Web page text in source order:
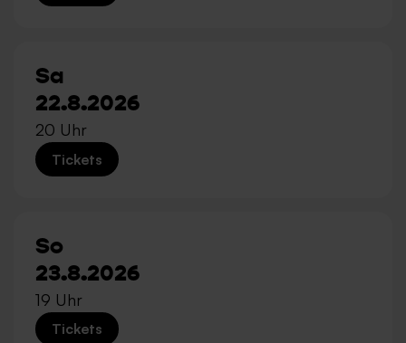
Sa
22.8.2026
20 Uhr
Tickets
So
23.8.2026
19 Uhr
Tickets